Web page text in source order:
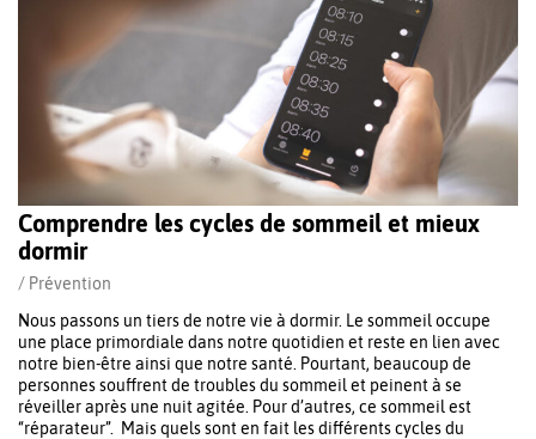
Comprendre les cycles de sommeil et mieux
dormir
/ Prévention
Nous passons un tiers de notre vie à dormir. Le sommeil occupe
une place primordiale dans notre quotidien et reste en lien avec
notre bien-être ainsi que notre santé. Pourtant, beaucoup de
personnes souffrent de troubles du sommeil et peinent à se
réveiller après une nuit agitée. Pour d’autres, ce sommeil est
“réparateur”. Mais quels sont en fait les différents cycles du